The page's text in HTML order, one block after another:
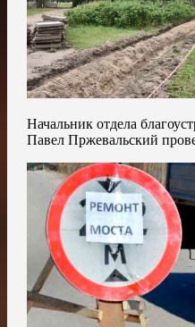
Начальник отдела
Павел Пржевальский